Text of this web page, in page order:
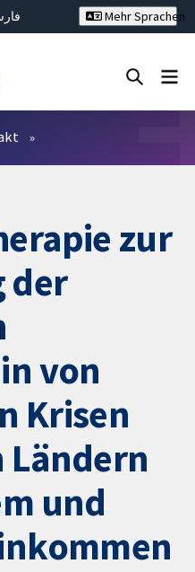
Mehr Sprachen
zur
der
von
Krisen
und